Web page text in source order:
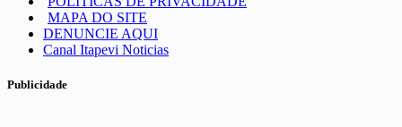
MAPA DO SITE
DENUNCIE AQUI
Canal Itapevi Noticias
Publicidade